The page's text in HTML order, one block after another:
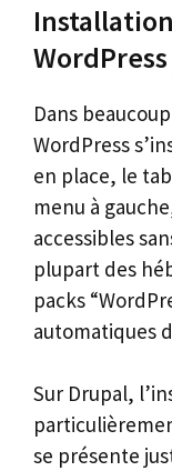
Dans
WordPress
en place, le
menu à
accessibles
plupart des
packs
automatiques
Sur Drupal,
se présente